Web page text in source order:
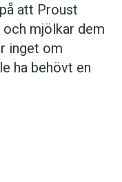
att Proust
mjölkar dem
inget om
ha behövt en